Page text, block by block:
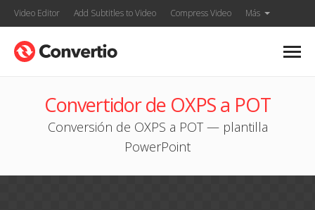
Video Editor Add Subtitles to Video Compress Video Más
Convertidor de OXPS a POT
Conversión de OXPS a POT — plantilla
PowerPoint